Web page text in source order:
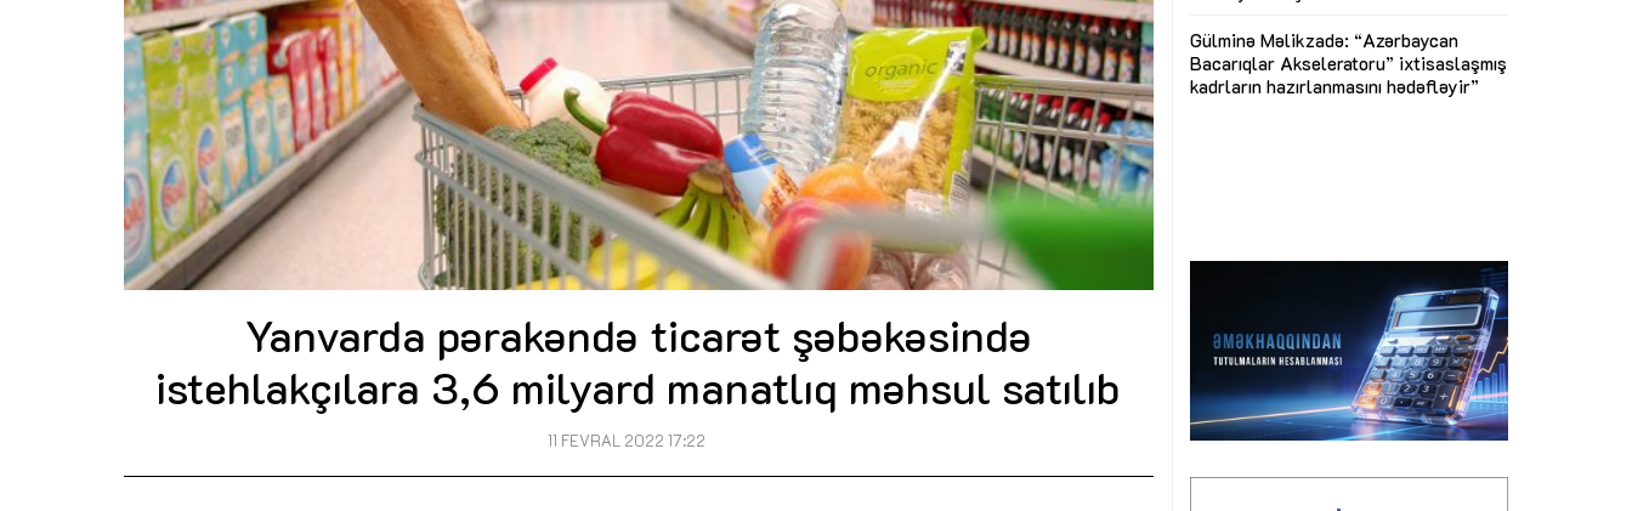
Yanvarda pərakəndə ticarət şəbəkəsində
istehlakçılara 3,6 milyard manatlıq məhsul satılıb
11 FEVRAL 2022 17:22
Gülminə Məlikzadə: “Azərbaycan
Bacarıqlar Akseleratoru” ixtisaslaşmış
kadrların hazırlanmasını hədəfləyir”
Azərbaycanda dövlət-özəl tərəfdaşlığı
çərçivəsində həyata keçirilən ilk pilot
layihəVİDEO
Aydın Hüseynov: “Əsrin müqaviləsi”
Azərbaycanın iqtisadi suverenliyini
təmin edən əsas dayaqlardandır”
MÜSAHİBƏ
Gülminə Məlikzadə: “Azərbaycan
Bacarıqlar Akseleratoru” ixtisaslaşmış
kadrların hazırlanmasını hədəfləyir”